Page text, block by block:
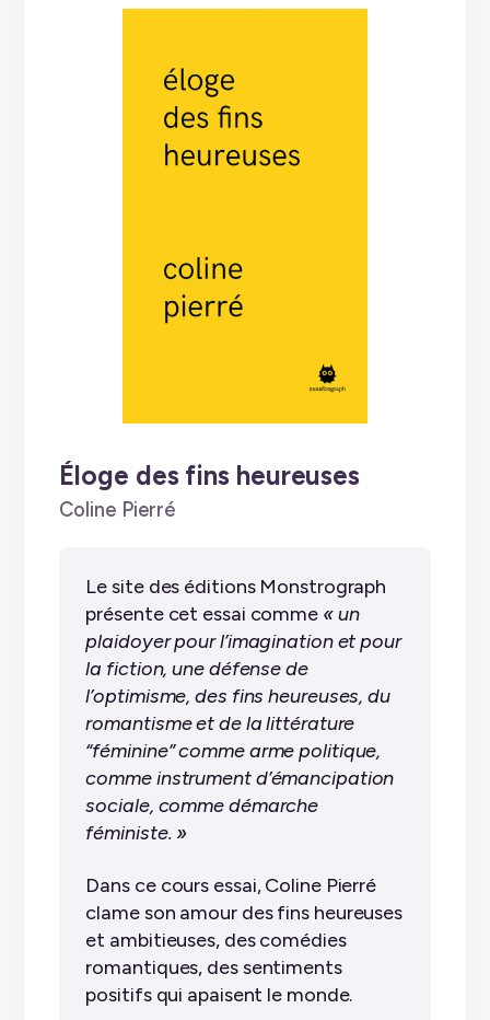
Éloge des fins heureuses
by
Coline Pierré
Le site des éditions Monstrograph
présente cet essai comme « un
plaidoyer pour l’imagination et pour
la fiction, une défense de
l’optimisme, des fins heureuses, du
romantisme et de la littérature
“féminine” comme arme politique,
comme instrument d’émancipation
sociale, comme démarche
féministe. »
Dans ce cours essai, Coline Pierré
clame son amour des fins heureuses
et ambitieuses, des comédies
romantiques, des sentiments
positifs qui apaisent le monde.